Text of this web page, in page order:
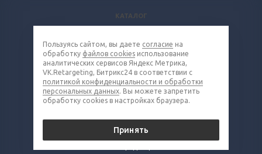
© 2026 Все права защищены.
КАТАЛОГ
КОМПАНИЯ
КОНТАКТЫ
8 (800) 302-16-85
metall@eq-mail.ru
Пользуясь сайтом, вы даете согласие на
обработку файлов cookies использование
аналитических сервисов Яндекс Метрика,
VK.Retargeting, Битрикс24 в соответствии с
политикой конфиденциальности и обработки
персональных данных. Вы можете запретить
обработку cookies в настройках браузера.
Принять